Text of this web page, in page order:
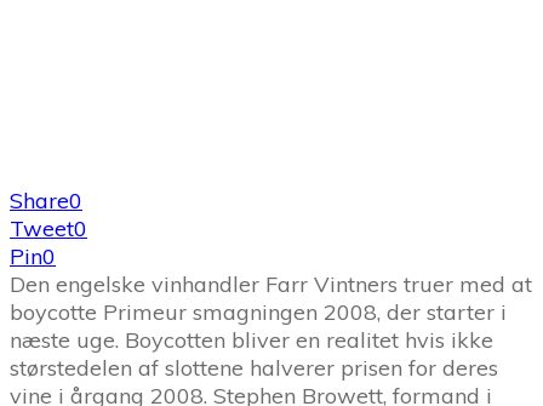
Share0
Tweet0
Pin0
Den engelske vinhandler Farr Vintners truer med at
boycotte Primeur smagningen 2008, der starter i
næste uge. Boycotten bliver en realitet hvis ikke
størstedelen af slottene halverer prisen for deres
vine i årgang 2008. Stephen Browett, formand i